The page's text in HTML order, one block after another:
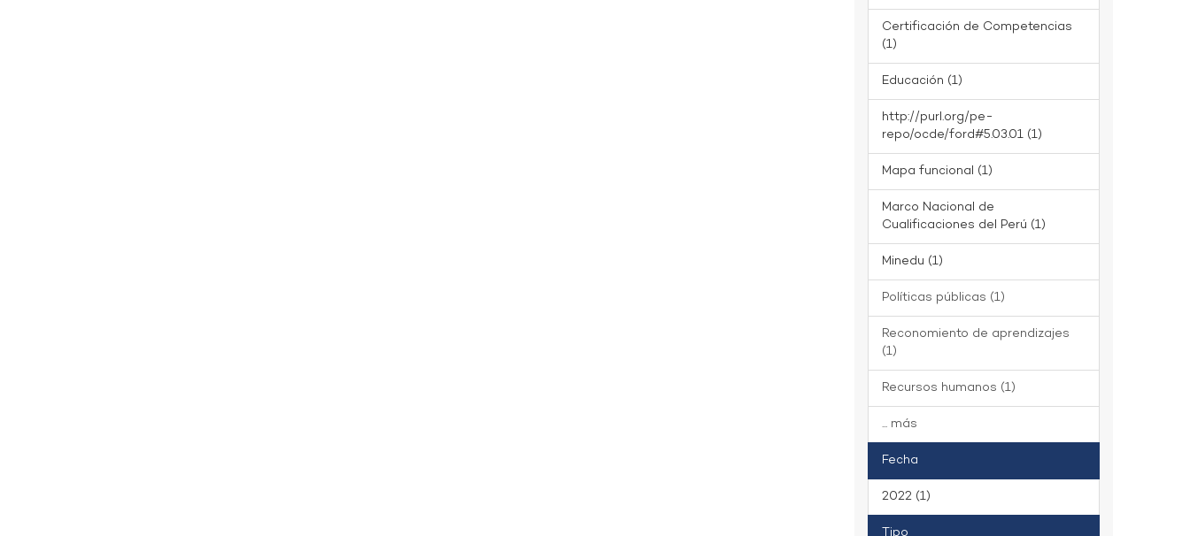
Certificación de Competencias
(1)
Educación (1)
http://purl.org/pe-
repo/ocde/ford#5.03.01 (1)
Mapa funcional (1)
Marco Nacional de
Cualificaciones del Perú (1)
Minedu (1)
Políticas públicas (1)
Reconomiento de aprendizajes
(1)
Recursos humanos (1)
... más
Fecha
2022 (1)